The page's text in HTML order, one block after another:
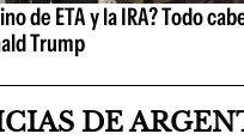
de ETA y la IRA? Todo
Trump
DE